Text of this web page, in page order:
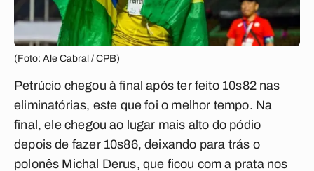
(Foto: Ale Cabral / CPB)
Petrúcio chegou à final após ter feito 10s82 nas
eliminatórias, este que foi o melhor tempo. Na
final, ele chegou ao lugar mais alto do pódio
depois de fazer 10s86, deixando para trás o
polonês Michal Derus, que ficou com a prata nos